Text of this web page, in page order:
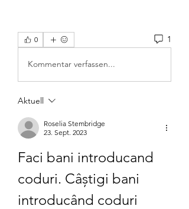
0 1
Kommentar verfassen...
Aktuell
Roselia Stembridge
23. Sept. 2023
Faci bani introducand
coduri. Câștigi bani
introducând coduri